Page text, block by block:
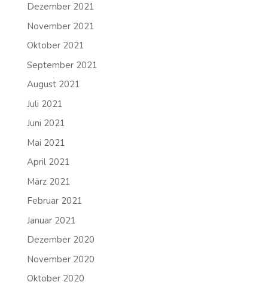
Dezember 2021
November 2021
Oktober 2021
September 2021
August 2021
Juli 2021
Juni 2021
Mai 2021
April 2021
März 2021
Februar 2021
Januar 2021
Dezember 2020
November 2020
Oktober 2020